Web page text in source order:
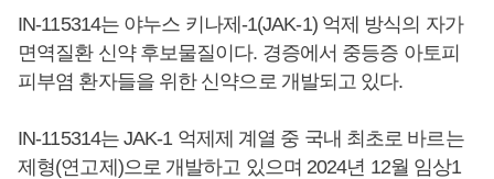
IN-115314는 야누스 키나제-1(JAK-1) 억제 방식의 자가
면역질환 신약 후보물질이다. 경증에서 중등증 아토피
피부염 환자들을 위한 신약으로 개발되고 있다.
IN-115314는 JAK-1 억제제 계열 중 국내 최초로 바르는
제형(연고제)으로 개발하고 있으며 2024년 12월 임상1